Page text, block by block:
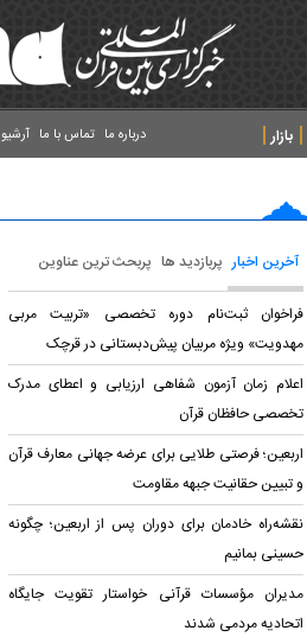
بازار
آرشیو تماس با ما درباره ما
آخرین اخبار پربازدید ها پربحث ترین عناوین
فراخوان ثبت‌نام دوره تخصصی «تربیت مربی
مهدویت» ویژه مربیان پیش‌دبستانی در قرچک
اعلام زمان آزمون شفاهی ارزیابی و اعطای مدرک
تخصصی حافظان قرآن
اربعین؛ فرصتی طلایی برای عرضه جهانی معارف قرآن
و تبیین حقانیت جبهه مقاومت
نقشه‌راه خادمان برای دوران پس از اربعین؛ چگونه
حسینی بمانیم
مدیران مؤسسات قرآنی خواستار تقویت جایگاه
اتحادیه‌ مردمی شدند